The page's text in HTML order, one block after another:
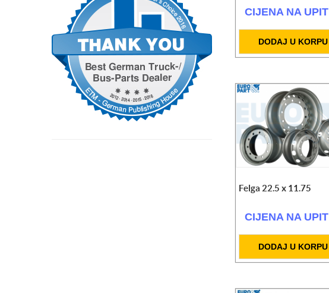
Radna lampa X-Spider 2
118.00 KM
Top za gume 25l 10 bara
CIJENA NA UPIT
SET radioničke lampe LED
125.30 KM
Hidraulični radapcigeri 5t / 20t / 50t
CIJENA NA UPIT
SET kolica za alat (prazna) + setovi alata
CIJENA NA UPIT
DODAJ U KORPU
Felga 22.5 x 11.75
CIJENA NA UPIT
DODAJ U KORPU